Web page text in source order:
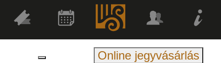
Online jegyvásárlás